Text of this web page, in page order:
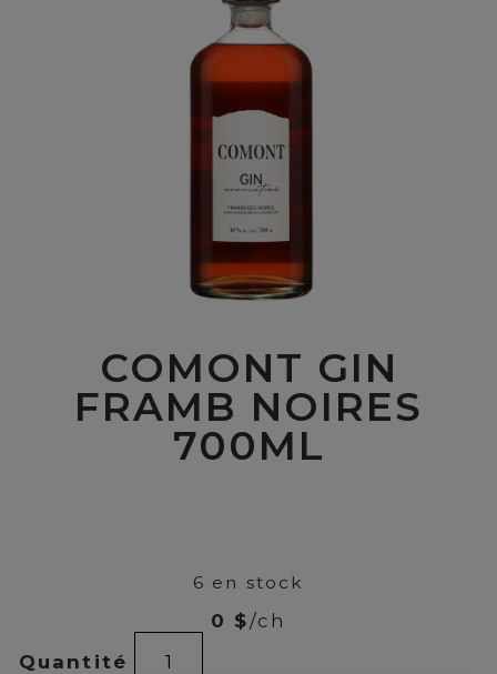
COMONT GIN
FRAMB NOIRES
700ML
6 en stock
0 $ /ch
Quantité
quantité